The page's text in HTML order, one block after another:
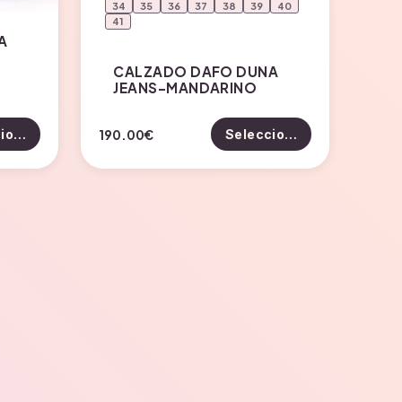
Seleccionar opciones
34
35 36 37 38 39
40
41
CALZADO DAFO DUNA
JEANS-MANDARINO
190.00€ Seleccionar opciones
Este